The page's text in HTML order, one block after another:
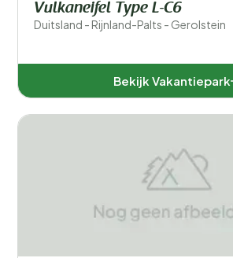
Vulkaneifel Type L-C6
Duitsland - Rijnland-Palts - Gerolstein
Bekijk Vakantiepark